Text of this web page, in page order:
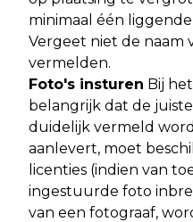
minimaal één
Vergeet niet de naam
vermelden.
Foto's insturen Bij
belangrijk dat de
duidelijk vermeld
aanlevert, moet
licenties (indien van
ingestuurde foto
van een fotograaf,